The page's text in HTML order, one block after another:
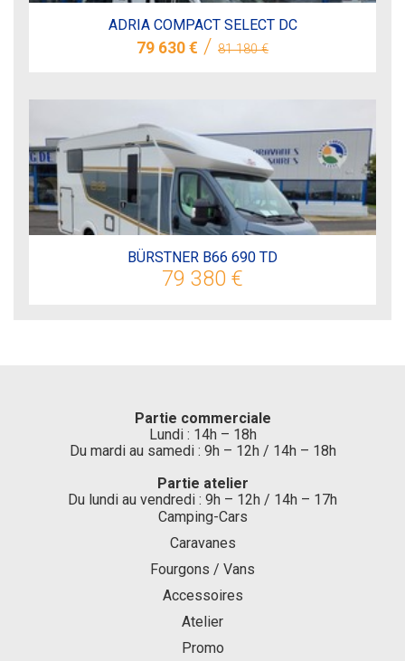
ADRIA COMPACT SELECT DC
79 630 € / 81 180 €
BÜRSTNER B66 690 TD
79 380 €
Partie commerciale
Lundi : 14h – 18h
Du mardi au samedi : 9h – 12h / 14h – 18h
Partie atelier
Du lundi au vendredi : 9h – 12h / 14h – 17h
Camping-Cars
Caravanes
Fourgons / Vans
Accessoires
Atelier
Promo